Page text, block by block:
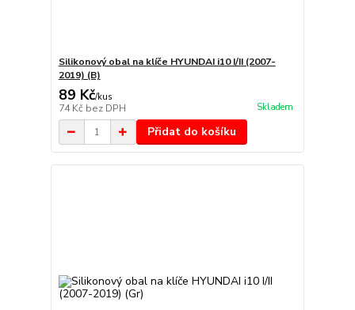
Silikonový obal na klíče HYUNDAI i10 I/II (2007-
2019) (B)
89 Kč/kus
74 Kč bez DPH Skladem
Přidat do košíku